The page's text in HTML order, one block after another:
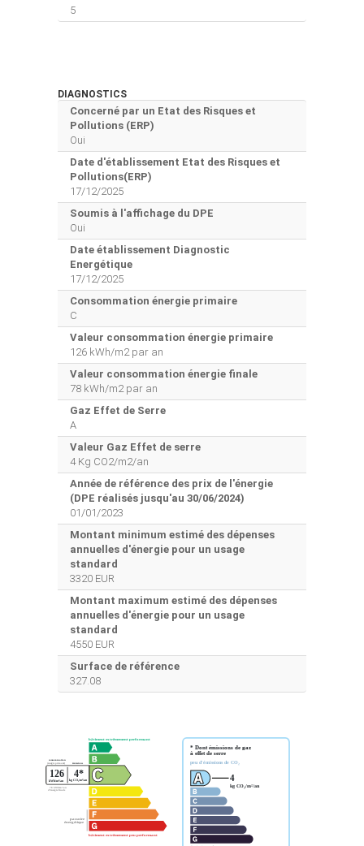
5
DIAGNOSTICS
Concerné par un Etat des Risques et
Pollutions (ERP)
Oui
Date d'établissement Etat des Risques et
Pollutions(ERP)
17/12/2025
Soumis à l'affichage du DPE
Oui
Date établissement Diagnostic
Energétique
17/12/2025
Consommation énergie primaire
C
Valeur consommation énergie primaire
126 kWh/m2 par an
Valeur consommation énergie finale
78 kWh/m2 par an
Gaz Effet de Serre
A
Valeur Gaz Effet de serre
4 Kg CO2/m2/an
Année de référence des prix de l'énergie
(DPE réalisés jusqu'au 30/06/2024)
01/01/2023
Montant minimum estimé des dépenses
annuelles d'énergie pour un usage
standard
3320 EUR
Montant maximum estimé des dépenses
annuelles d'énergie pour un usage
standard
4550 EUR
Surface de référence
327.08